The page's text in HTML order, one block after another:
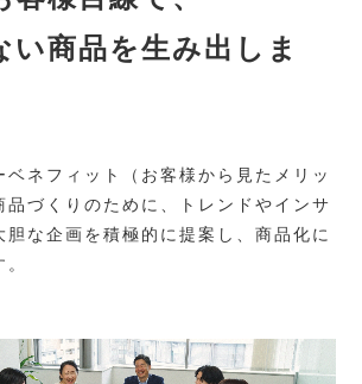
い商品を生み出しま
ベネフィット（お客様から見たメリッ
品づくりのために、トレンドやインサ
胆な企画を積極的に提案し、商品化に